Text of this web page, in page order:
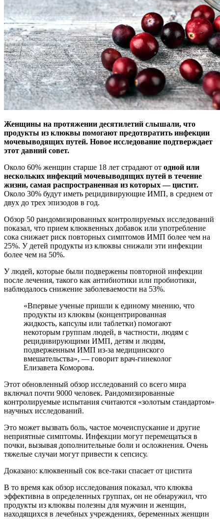
Женщины на протяжении десятилетий слышали, что
продукты из клюквы помогают предотвратить инфекции
мочевыводящих путей. Новое исследование подтверждает
этот давний совет.
Около 60% женщин старше 18 лет страдают от одной или
нескольких инфекций мочевыводящих путей в течение
жизни, самая распространенная из которых — цистит.
Около 30% будут иметь рецидивирующие ИМП, в среднем от
двух до трех эпизодов в год.
Обзор 50 рандомизированных контролируемых исследований
показал, что прием клюквенных добавок или употребление
сока снижает риск повторных симптомов ИМП более чем на
25%. У детей продукты из клюквы снижали эти инфекции
более чем на 50%.
У людей, которые были подвержены повторной инфекции
после лечения, такого как антибиотики или пробиотики,
наблюдалось снижение заболеваемости на 53%.
«Впервые ученые пришли к единому мнению, что
продукты из клюквы (концентрированная
жидкость, капсулы или таблетки) помогают
некоторым группам людей, в частности, людям с
рецидивирующими ИМП, детям и людям,
подверженным ИМП из-за медицинского
вмешательства», — говорит врач-гинеколог
Елизавета Коморова.
Этот обновленный обзор исследований со всего мира
включал почти 9000 человек. Рандомизированные
контролируемые испытания считаются «золотым стандартом»
научных исследований.
Это может вызвать боль, частое мочеиспускание и другие
неприятные симптомы. Инфекции могут перемещаться в
почки, вызывая дополнительные боли и осложнения. Очень
тяжелые случаи могут привести к сепсису.
Доказано: клюквенный сок все-таки спасает от цистита
В то время как обзор исследования показал, что клюква
эффективна в определенных группах, он не обнаружил, что
продукты из клюквы полезны для мужчин и женщин,
находящихся в лечебных учреждениях, беременных женщин